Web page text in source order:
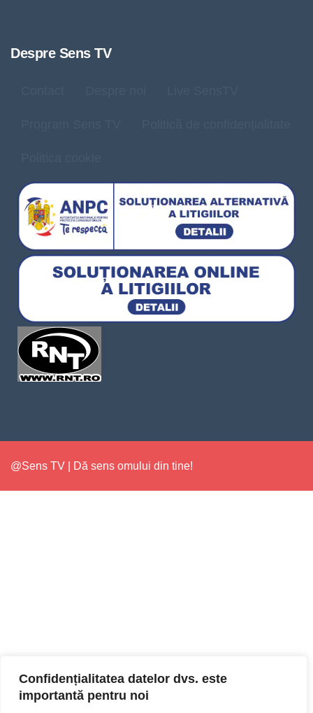
Confidențialitatea datelor dvs. este
importantă pentru noi
Despre Sens TV
@Sens TV | Dă sens omului din tine!